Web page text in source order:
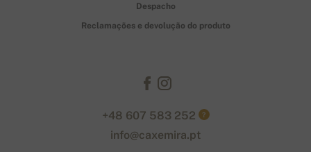
Despacho
Reclamações e devolução do produto
+48 607 583 252 ?
info@caxemira.pt